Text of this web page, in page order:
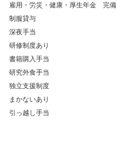
雇用・労災・健康・厚生年金 完備
制服貸与
深夜手当
研修制度あり
書籍購入手当
研究外食手当
独立支援制度
まかないあり
引っ越し手当